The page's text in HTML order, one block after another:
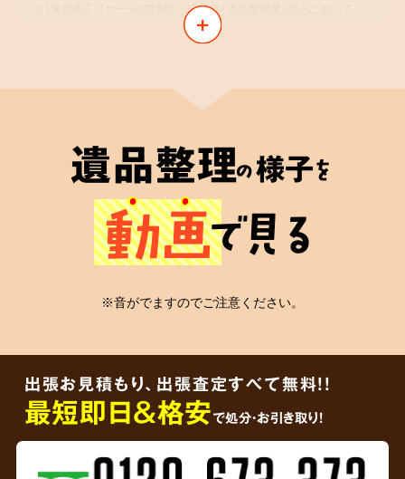
※1東京商工リサーチ2019年～2025年「遺品整理業」調べにおいて
2 遺品整理士 が在籍
安心の証
理をご依頼者様に届けることをお約束します。
遺品整理の様子を
動画で見る
※音がでますのでご注意ください。
出張お見積もり、出張査定すべて無料!!
最短即日＆格安で処分・お引き取り！